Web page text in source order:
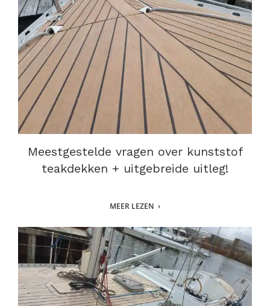
Meestgestelde vragen over kunststof
teakdekken + uitgebreide uitleg!
MEER LEZEN